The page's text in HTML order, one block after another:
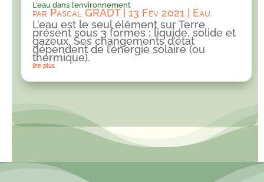
L’eau dans l’environnement
par Pascal GRADT| 13 Fév 2021
Eau
L’eau est le seul élément sur Terre
présent sous 3 formes : liquide, solide et
gazeux. Ses changements d’état
dépendent de l’énergie solaire (ou
thermique).
lire plus